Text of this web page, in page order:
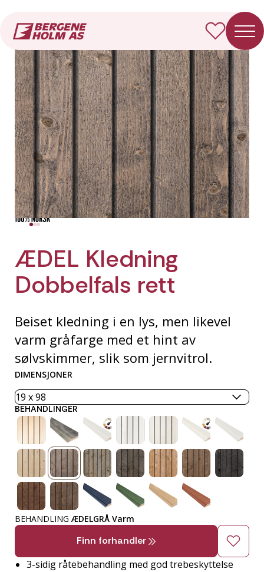
ÆDEL Kledning
Dobbelfals rett
Beiset kledning i en lys, men likevel
varm gråfarge med et hint av
sølvskimmer, slik som jernvitrol.
DIMENSJONER
BEHANDLINGER
BEHANDLING ÆDELGRÅ Varm
Finn forhandler
3-sidig råtebehandling med god trebeskyttelse